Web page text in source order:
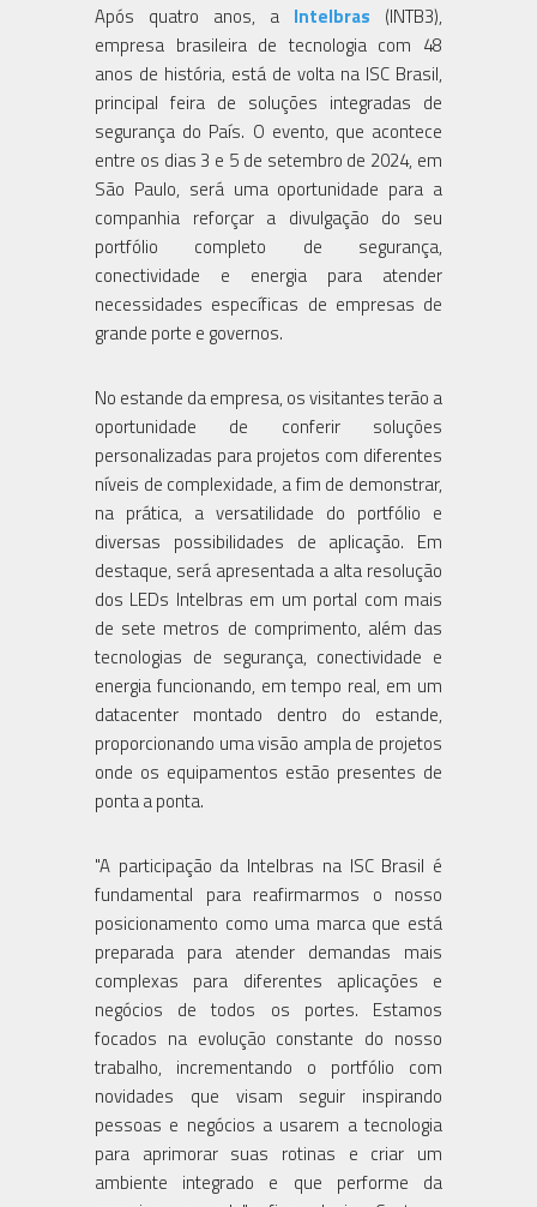
Após quatro anos, a Intelbras (INTB3),
empresa brasileira de tecnologia com 48
anos de história, está de volta na ISC Brasil,
principal feira de soluções integradas de
segurança do País. O evento, que acontece
entre os dias 3 e 5 de setembro de 2024, em
São Paulo, será uma oportunidade para a
companhia reforçar a divulgação do seu
portfólio completo de segurança,
conectividade e energia para atender
necessidades específicas de empresas de
grande porte e governos.
No estande da empresa, os visitantes terão a
oportunidade de conferir soluções
personalizadas para projetos com diferentes
níveis de complexidade, a fim de demonstrar,
na prática, a versatilidade do portfólio e
diversas possibilidades de aplicação. Em
destaque, será apresentada a alta resolução
dos LEDs Intelbras em um portal com mais
de sete metros de comprimento, além das
tecnologias de segurança, conectividade e
energia funcionando, em tempo real, em um
datacenter montado dentro do estande,
proporcionando uma visão ampla de projetos
onde os equipamentos estão presentes de
ponta a ponta.
"A participação da Intelbras na ISC Brasil é
fundamental para reafirmarmos o nosso
posicionamento como uma marca que está
preparada para atender demandas mais
complexas para diferentes aplicações e
negócios de todos os portes. Estamos
focados na evolução constante do nosso
trabalho, incrementando o portfólio com
novidades que visam seguir inspirando
pessoas e negócios a usarem a tecnologia
para aprimorar suas rotinas e criar um
ambiente integrado e que performe da